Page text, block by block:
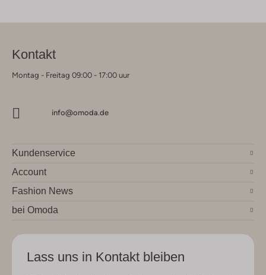
Kontakt
Montag - Freitag 09:00 - 17:00 uur
info@omoda.de
Kundenservice
Account
Fashion News
bei Omoda
Lass uns in Kontakt bleiben